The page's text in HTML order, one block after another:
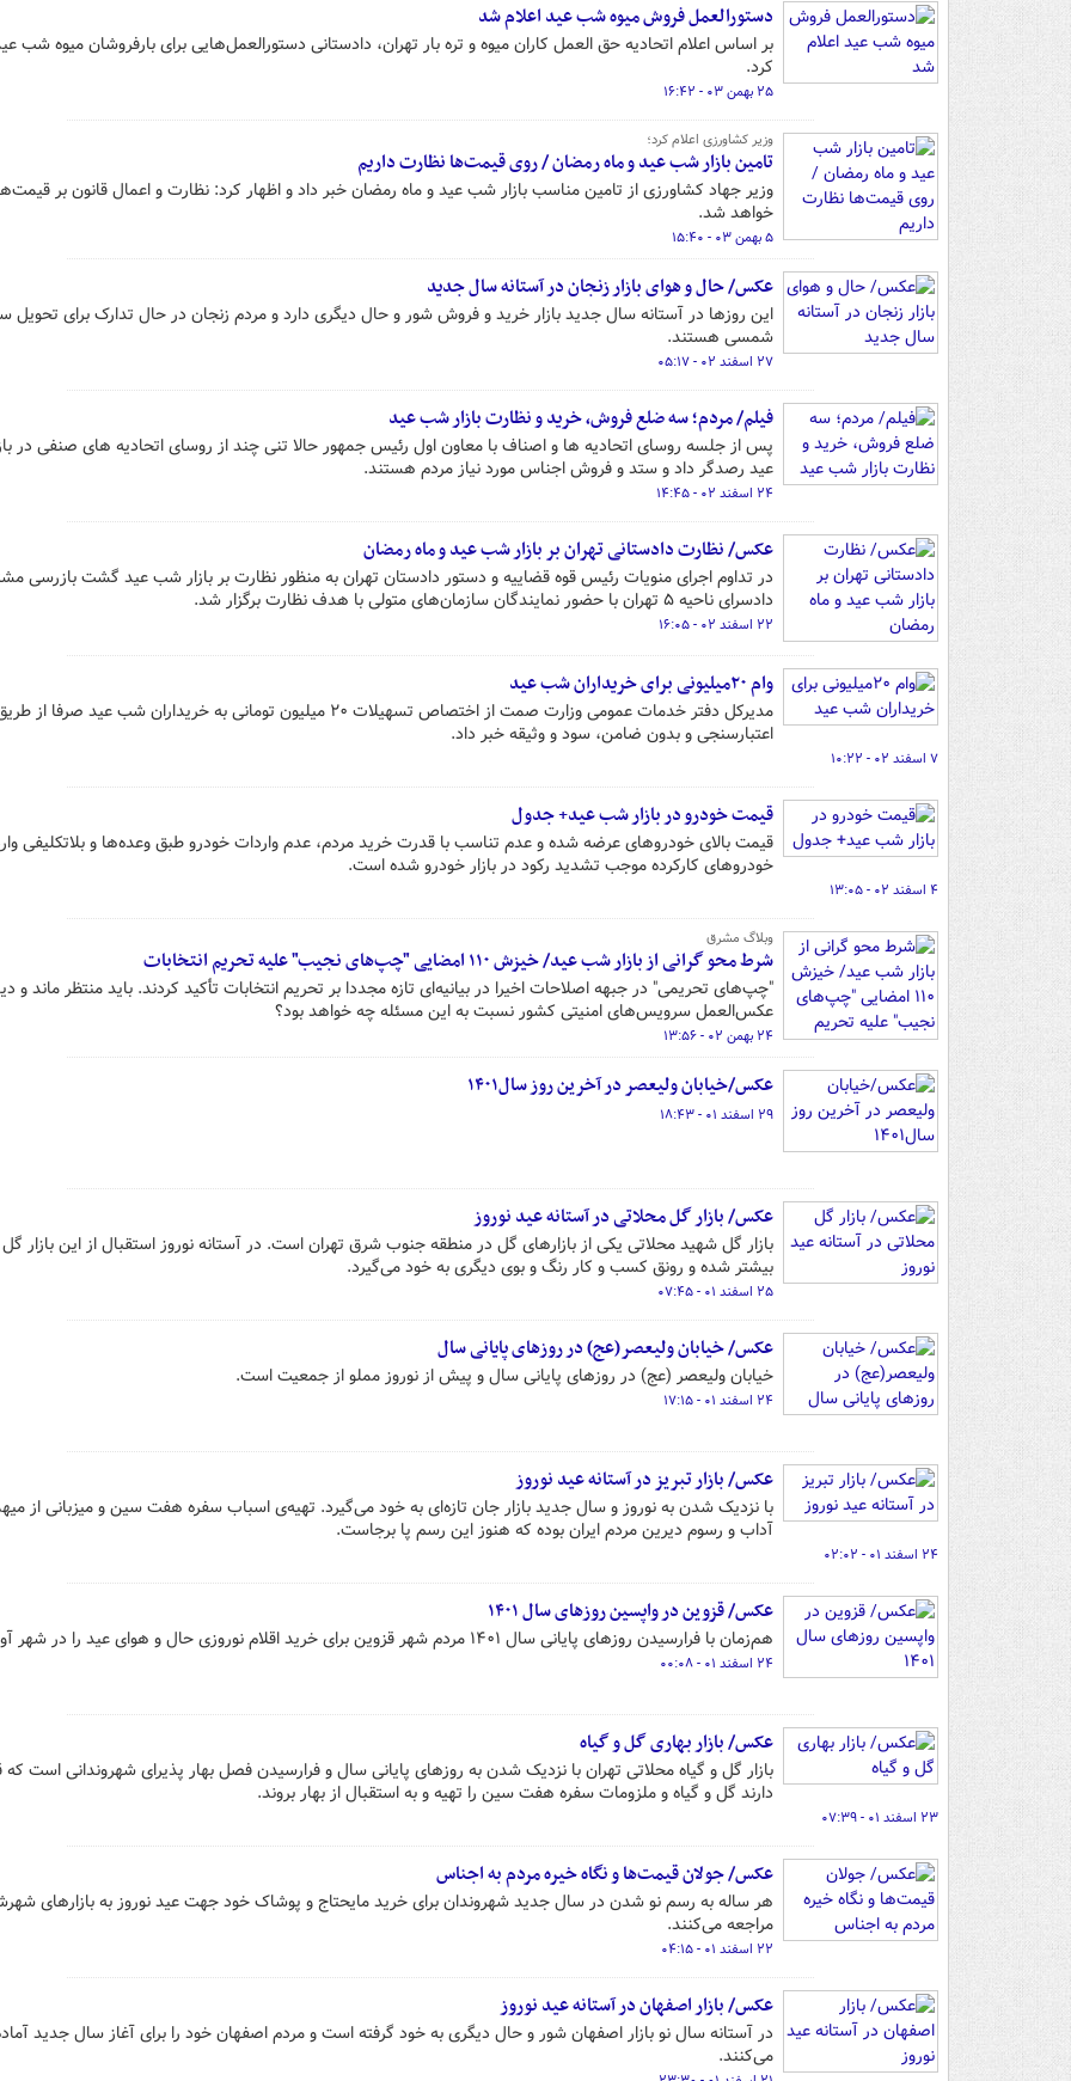
دستورالعمل‌ فروش میوه شب عید اعلام شد
بر اساس اعلام اتحادیه حق العمل کاران میوه و تره بار تهران، دادستانی دستورالعمل‌هایی برای بارفروشان میوه شب
کرد.
۲۵ بهمن ۰۳ - ۱۶:۴۲
وزیر کشاورزی اعلام کرد؛
تامین بازار شب عید و ماه رمضان / روی قیمت‌ها نظارت داریم
وزیر جهاد کشاورزی از تامین مناسب بازار شب عید و ماه رمضان خبر داد و اظهار کرد: نظارت و اعمال قانون بر
خواهد شد.
۵ بهمن ۰۳ - ۱۵:۴۰
عکس/ حال و هوای بازار زنجان در آستانه سال جدید
این روزها در آستانه سال جدید بازار خرید و فروش شور و حال دیگری دارد و مردم زنجان در حال تدارک برای تحویل
شمسی هستند.
۲۷ اسفند ۰۲ - ۰۵:۱۷
فیلم/ مردم؛ سه ضلع فروش، خرید و نظارت بازار شب عید
پس از جلسه روسای اتحادیه ها و اصناف با معاون اول رئیس جمهور حالا تنی چند از روسای اتحادیه های صنفی در
عید رصدگر داد و ستد و فروش اجناس مورد نیاز مردم هستند.
۲۴ اسفند ۰۲ - ۱۴:۴۵
عکس/ نظارت دادستانی تهران بر بازار شب عید و ماه رمضان
در تداوم اجرای منویات رئیس قوه قضاییه و دستور دادستان تهران به منظور نظارت بر بازار شب عید گشت بازرسی
دادسرای ناحیه ۵ تهران با حضور نمایندگان سازمان‌های متولی با هدف نظارت برگزار شد.
۲۲ اسفند ۰۲ - ۱۶:۰۵
وام ۲۰میلیونی برای خریداران شب عید
مدیرکل دفتر خدمات عمومی وزارت صمت از اختصاص تسهیلات ۲۰ میلیون تومانی به خریداران شب عید صرفا از
اعتبارسنجی و بدون ضامن، سود و وثیقه خبر داد.
۷ اسفند ۰۲ - ۱۰:۲۲
قیمت خودرو در بازار شب عید+ جدول
قیمت بالای خودروهای عرضه شده و عدم تناسب با قدرت خرید مردم، عدم واردات خودرو طبق وعده‌ها و بلاتکلیفی
خودروهای کارکرده موجب تشدید رکود در بازار خودرو شده است.
۴ اسفند ۰۲ - ۱۳:۰۵
وبلاگ مشرق
شرط محو گرانی از بازار شب عید/ خیزش ۱۱۰ امضایی "چپ‌های نجیب" علیه تحریم انتخابات
"چپ‌های تحریمی" در جبهه اصلاحات اخیرا در بیانیه‌ای تازه مجددا بر تحریم انتخابات تأکید کردند. باید منتظر ماند و
عکس‌العمل سرویس‌های امنیتی کشور نسبت به این مسئله چه خواهد بود؟
۲۴ بهمن ۰۲ - ۱۳:۵۶
عکس/خیابان ولیعصر در آخرین روز سال۱۴۰۱
۲۹ اسفند ۰۱ - ۱۸:۴۳
عکس/ بازار گل محلاتی در آستانه عید نوروز
بازار گل شهید محلاتی یکی از بازارهای گل در منطقه جنوب شرق تهران است. در آستانه نوروز استقبال از این بازار
بیشتر شده و رونق کسب و کار رنگ و بوی دیگری به خود می‌گیرد.
۲۵ اسفند ۰۱ - ۰۷:۴۵
عکس/ خیابان ولیعصر(عج) در روزهای پایانی سال
خیابان ولیعصر (عج) در روزهای پایانی سال و پیش از نوروز مملو از جمعیت است.
۲۴ اسفند ۰۱ - ۱۷:۱۵
عکس/ بازار تبریز در آستانه عید نوروز
با نزدیک شدن به نوروز و سال جدید بازار جان تازه‌ای به خود می‌گیرد. تهیه‌ی اسباب سفره هفت سین و میزبانی از
آداب و رسوم دیرین مردم ایران بوده که هنوز این رسم پا برجاست.
۲۴ اسفند ۰۱ - ۰۲:۰۲
عکس/ قزوین در واپسین روزهای سال ۱۴۰۱
هم‌زمان با فرارسیدن روزهای پایانی سال ۱۴۰۱ مردم شهر قزوین برای خرید اقلام نوروزی حال و هوای عید را در شهر آورده‌اند.
۲۴ اسفند ۰۱ - ۰۰:۰۸
عکس/ بازار بهاری گل و گیاه
بازار گل و گیاه محلاتی تهران با نزدیک شدن به روزهای پایانی سال و فرارسیدن فصل بهار پذیرای شهروندانی است
دارند گل و گیاه و ملزومات سفره هفت سین را تهیه و به استقبال از بهار بروند.
۲۳ اسفند ۰۱ - ۰۷:۳۹
عکس/ جولان قیمت‌ها و نگاه خیره مردم به اجناس
هر ساله به رسم نو شدن در سال جدید شهروندان برای خرید مایحتاج و پوشاک خود جهت عید نوروز به بازارهای
مراجعه می‌کنند.
۲۲ اسفند ۰۱ - ۰۴:۱۵
عکس/ بازار اصفهان در آستانه عید نوروز
در آستانه سال نو بازار اصفهان شور و حال دیگری به خود گرفته است و مردم اصفهان خود را برای آغاز سال جدید
می‌کنند.